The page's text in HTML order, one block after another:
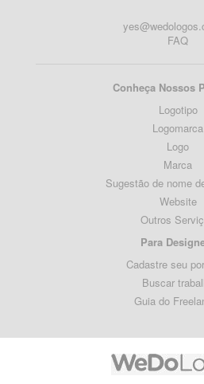
FAQ
Conheça Nossos
Logotipo
Logomarca
Logo
Marca
Sugestão de nome
Website
Outros
Para
Cadastre seu
Buscar
Guia do